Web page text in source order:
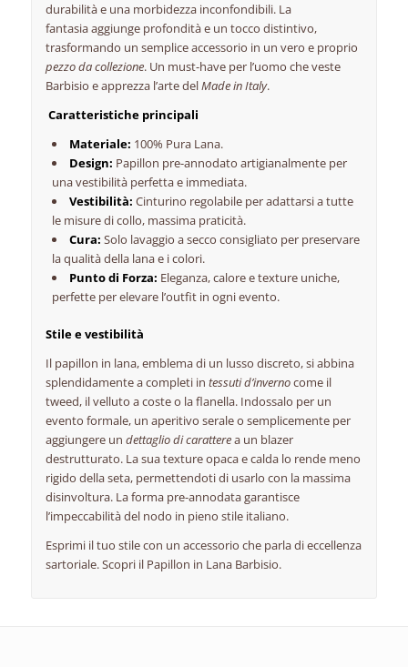
durabilità e una morbidezza inconfondibili. La
fantasia aggiunge profondità e un tocco distintivo,
trasformando un semplice accessorio in un vero e proprio
pezzo da collezione. Un must-have per l’uomo che veste
Barbisio e apprezza l’arte delMade in Italy.
Caratteristiche principali
Materiale: 100% Pura Lana.
Design: Papillon pre-annodato artigianalmente per
una vestibilità perfetta e immediata.
Vestibilità: Cinturino regolabile per adattarsi a tutte
le misure di collo, massima praticità.
Cura: Solo lavaggio a secco consigliato per preservare
la qualità della lana e i colori.
Punto di Forza: Eleganza, calore e texture uniche,
perfette per elevare l’outfit in ogni evento.
Stile e vestibilità
Il papillon in lana, emblema di un lusso discreto, si abbina
splendidamente a completi in tessuti d’invernocome il
tweed, il velluto a coste o la flanella. Indossalo per un
evento formale, un aperitivo serale o semplicemente per
aggiungere un dettaglio di caratterea un blazer
destrutturato. La sua texture opaca e calda lo rende meno
rigido della seta, permettendoti di usarlo con la massima
disinvoltura. La forma pre-annodata garantisce
l’impeccabilità del nodo in pieno stile italiano.
Esprimi il tuo stile con un accessorio che parla di eccellenza
sartoriale. Scopri il Papillon in Lana Barbisio.